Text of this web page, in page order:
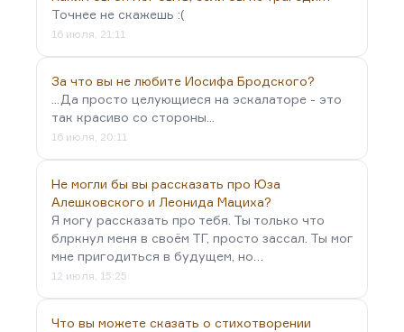
Точнее не скажешь :(
16 июля, 21:11
За что вы не любите Иосифа Бродского?
...Да просто целующиеся на эскалаторе - это
так красиво со стороны...
16 июля, 20:11
Не могли бы вы рассказать про Юза
Алешковского и Леонида Мациха?
Я могу рассказать про тебя. Ты только что
блркнул меня в своём ТГ, просто зассал. Ты мог
мне пригодиться в будущем, но…
12 июля, 15:25
Что вы можете сказать о стихотворении